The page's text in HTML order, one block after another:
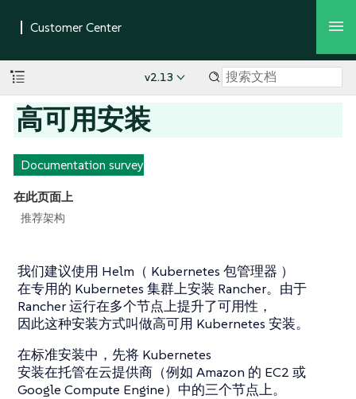
v2.13
高可用安装
Documentation survey
在此页面上
推荐架构
我们建议使用 Helm（ Kubernetes 包管理器 ）
在专用的 Kubernetes 集群上安装 Rancher。由于
Rancher 运行在多个节点上提升了可用性，
因此这种安装方式叫做高可用 Kubernetes 安装。
在标准安装中，先将 Kubernetes
安装在托管在云提供商（例如 Amazon 的 EC2 或
Google Compute Engine）中的三个节点上。